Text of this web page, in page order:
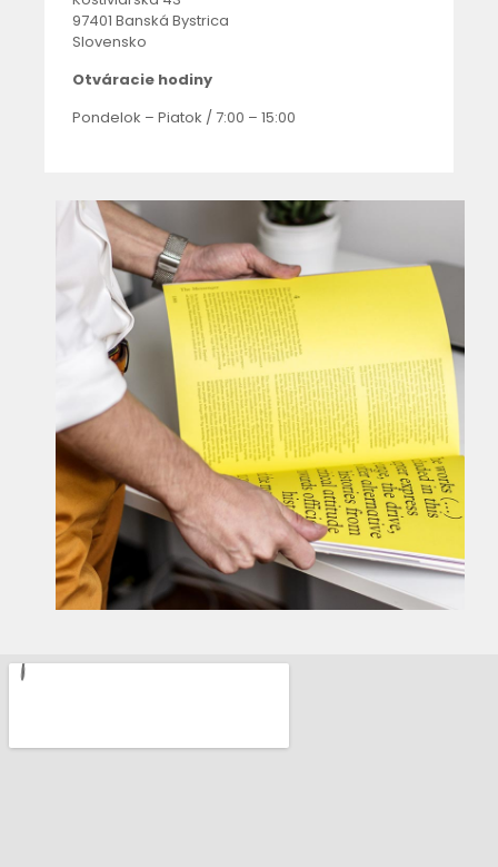
97401 Banská Bystrica
Slovensko
Otváracie hodiny
Pondelok – Piatok / 7:00 – 15:00